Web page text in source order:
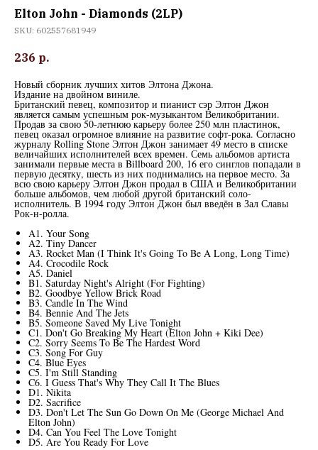
Elton John - Diamonds (2LP)
SKU: 602557681949
236 р.
Новый сборник лучших хитов Элтона Джона.
Издание на двойном виниле.
Британский певец, композитор и пианист сэр Элтон Джон
является самым успешным рок-музыкантом Великобритании.
Продав за свою 50-летнюю карьеру более 250 млн пластинок,
певец оказал огромное влияние на развитие софт-рока. Согласно
журналу Rolling Stone Элтон Джон занимает 49 место в списке
величайших исполнителей всех времен. Семь альбомов артиста
занимали первые места в Billboard 200, 16 его синглов попадали в
первую десятку, шесть из них поднимались на первое место. За
всю свою карьеру Элтон Джон продал в США и Великобритании
больше альбомов, чем любой другой британский соло-
исполнитель. В 1994 году Элтон Джон был введён в Зал Славы
Рок-н-ролла.
A1. Your Song
A2. Tiny Dancer
A3. Rocket Man (I Think It's Going To Be A Long, Long Time)
A4. Crocodile Rock
A5. Daniel
B1. Saturday Night's Alright (For Fighting)
B2. Goodbye Yellow Brick Road
B3. Candle In The Wind
B4. Bennie And The Jets
B5. Someone Saved My Live Tonight
C1. Don't Go Breaking My Heart (Elton John + Kiki Dee)
C2. Sorry Seems To Be The Hardest Word
C3. Song For Guy
C4. Blue Eyes
C5. I'm Still Standing
C6. I Guess That's Why They Call It The Blues
D1. Nikita
D2. Sacrifice
D3. Don't Let The Sun Go Down On Me (George Michael And
Elton John)
D4. Can You Feel The Love Tonight
D5. Are You Ready For Love